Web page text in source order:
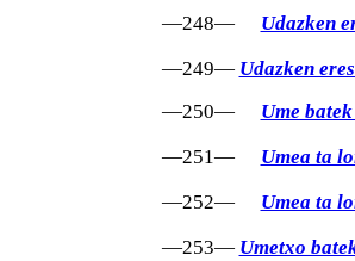
—248—
Udazken
—249— Udazken
—250—
Ume
—251—
Umea ta
—252—
Umea ta
—253— Umetxo